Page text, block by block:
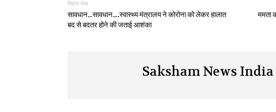
पिछला लेख
सावधान…सावधान….स्वास्थ्य मंत्रालय ने कोरोना को लेकर हालात
बद से बदतर होने की जताई आशंका
ममता
Saksham News India